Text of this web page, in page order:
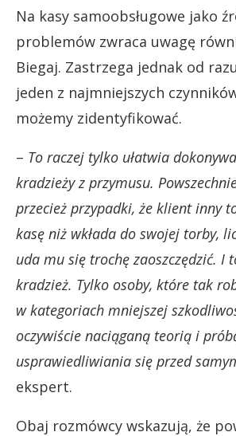
Na kasy samoobsługowe jako
problemów zwraca uwagę
Biegaj. Zastrzega jednak od
jeden z najmniejszych
możemy zidentyfikować.
– To raczej tylko ułatwia
kradzieży z przymusu.
przecież przypadki, że klient inny
kasę niż wkłada do swojej torby,
uda mu się trochę zaoszczędzić. I
kradzież. Tylko osoby, które tak
w kategoriach mniejszej
oczywiście naciąganą teorią i
usprawiedliwiania się przed
ekspert.
Obaj rozmówcy wskazują, że